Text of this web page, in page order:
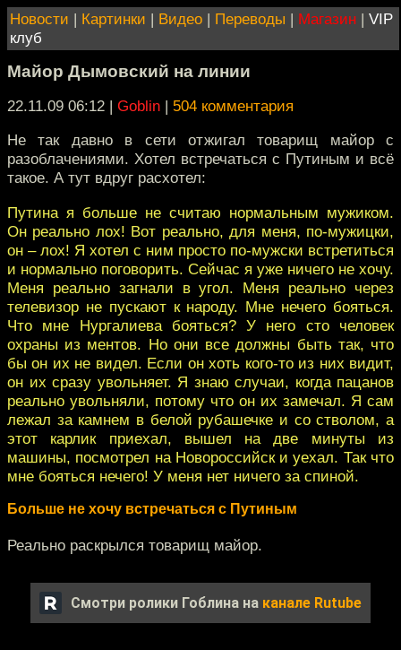
Новости | Картинки | Видео | Переводы | Магазин | VIP
клуб
Майор Дымовский на линии
22.11.09 06:12 | Goblin | 504 комментария
Не так давно в сети отжигал товарищ майор с
разоблачениями. Хотел встречаться с Путиным и всё
такое. А тут вдруг расхотел:
Путина я больше не считаю нормальным мужиком.
Он реально лох! Вот реально, для меня, по-мужицки,
он – лох! Я хотел с ним просто по-мужски встретиться
и нормально поговорить. Сейчас я уже ничего не хочу.
Меня реально загнали в угол. Меня реально через
телевизор не пускают к народу. Мне нечего бояться.
Что мне Нургалиева бояться? У него сто человек
охраны из ментов. Но они все должны быть так, что
бы он их не видел. Если он хоть кого-то из них видит,
он их сразу увольняет. Я знаю случаи, когда пацанов
реально увольняли, потому что он их замечал. Я сам
лежал за камнем в белой рубашечке и со стволом, а
этот карлик приехал, вышел на две минуты из
машины, посмотрел на Новороссийск и уехал. Так что
мне бояться нечего! У меня нет ничего за спиной.
Больше не хочу встречаться с Путиным
Реально раскрылся товарищ майор.
Смотри ролики Гоблина на канале Rutube